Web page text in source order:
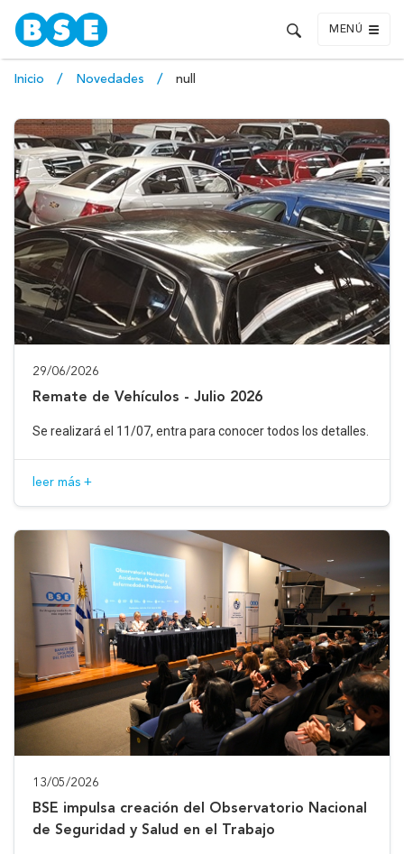
MENÚ
Inicio Novedades null
29/06/2026
Remate de Vehículos - Julio 2026
Se realizará el 11/07, entra para conocer todos los detalles.
leer más +
13/05/2026
BSE impulsa creación del Observatorio Nacional
de Seguridad y Salud en el Trabajo